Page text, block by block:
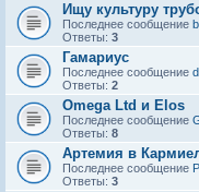
Ищу культуру
Последнее сообщение
Ответы: 3
Гамариус
Последнее сообщение
Ответы: 2
Omega Ltd и Elos
Последнее сообщение
Ответы: 8
Артемия в
Последнее сообщение
Ответы: 3